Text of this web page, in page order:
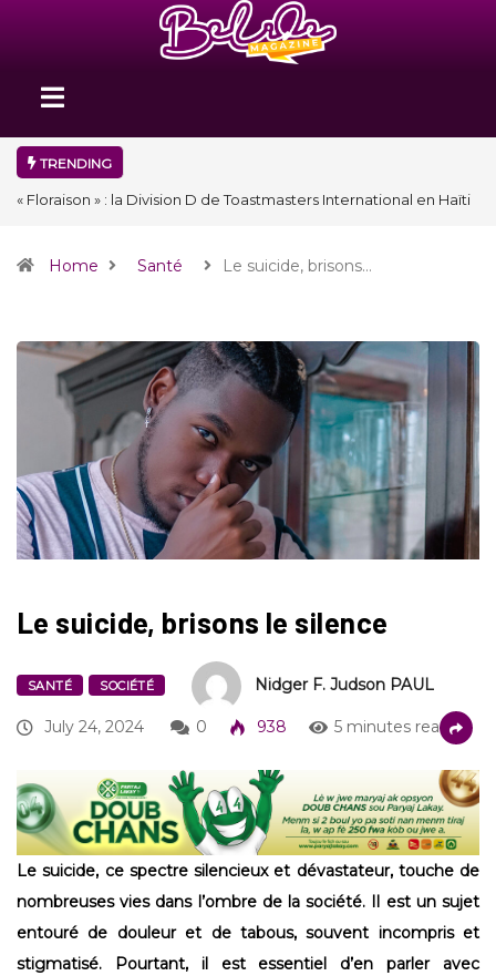
TRENDING
« Floraison » : la Division D de Toastmasters International en Haïti
Home Santé Le suicide, brisons…
Le suicide, brisons le silence
SANTÉ SOCIÉTÉ Nidger F. Judson PAUL
July 24, 2024 0 938 5 minutes read
Le suicide, ce spectre silencieux et dévastateur, touche de
nombreuses vies dans l’ombre de la société. Il est un sujet
entouré de douleur et de tabous, souvent incompris et
stigmatisé. Pourtant, il est essentiel d’en parler avec